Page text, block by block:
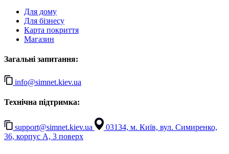
Для дому
Для бізнесу
Карта покриття
Магазин
Загальні запитання:
info@simnet.kiev.ua
Технічна підтримка:
support@simnet.kiev.ua
03134, м. Київ, вул. Симиренко,
36, корпус А, 3 поверх